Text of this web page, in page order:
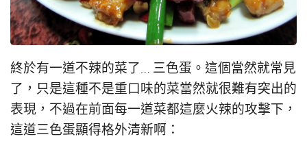
終於有一道不辣的菜了… 三色蛋。這個當然就常見
了，只是這種不是重口味的菜當然就很難有突出的
表現，不過在前面每一道菜都這麼火辣的攻擊下，
這道三色蛋顯得格外清新啊：